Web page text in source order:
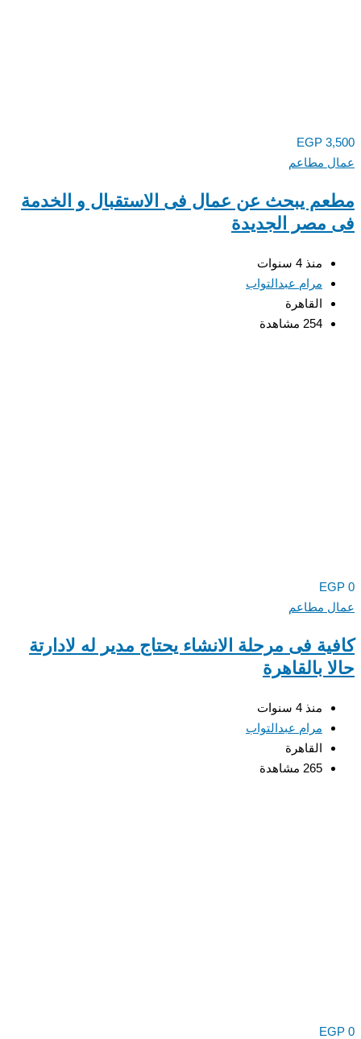
EGP 3,500
عمال مطاعم
مطعم يبحث عن عمال فى الاستقبال و الخدمة
فى مصر الجديدة
منذ 4 سنوات
مرام عبدالتواب
القاهرة
254 مشاهدة
EGP 0
عمال مطاعم
كافية فى مرحلة الانشاء يحتاج مدير له لادارتة
حالا بالقاهرة
منذ 4 سنوات
مرام عبدالتواب
القاهرة
265 مشاهدة
EGP 0